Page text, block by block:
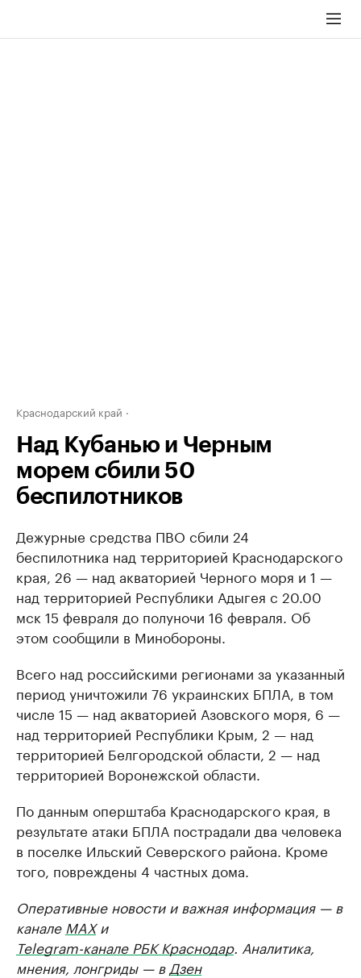
Краснодарский край
Над Кубанью и Черным
морем сбили 50
беспилотников
Дежурные средства ПВО сбили 24
беспилотника над территорией Краснодарского
края, 26 — над акваторией Черного моря и 1 —
над территорией Республики Адыгея с 20.00
мск 15 февраля до полуночи 16 февраля. Об
этом сообщили в Минобороны.
Всего над российскими регионами за указанный
период уничтожили 76 украинских БПЛА, в том
числе 15 — над акваторией Азовского моря, 6 —
над территорией Республики Крым, 2 — над
территорией Белгородской области, 2 — над
территорией Воронежской области.
По данным оперштаба Краснодарского края, в
результате атаки БПЛА пострадали два человека
в поселке Ильский Северского района. Кроме
того, повреждены 4 частных дома.
Оперативные новости и важная информация — в
канале MAXи
Telegram-канале РБК Краснодар. Аналитика,
мнения, лонгриды — в Дзен